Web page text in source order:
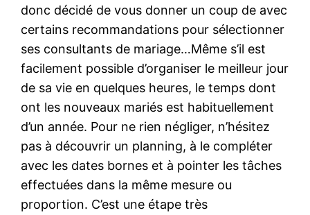
donc décidé de vous donner un coup de avec
certains recommandations pour sélectionner
ses consultants de mariage…Même s’il est
facilement possible d’organiser le meilleur jour
de sa vie en quelques heures, le temps dont
ont les nouveaux mariés est habituellement
d’un année. Pour ne rien négliger, n’hésitez
pas à découvrir un planning, à le compléter
avec les dates bornes et à pointer les tâches
effectuées dans la même mesure ou
proportion. C’est une étape très